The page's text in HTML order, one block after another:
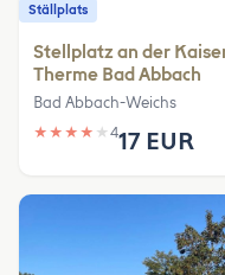
Ställplats
Stellplatz an der
Therme Bad Abbach
Bad Abbach-Weichs
★ ★ ★ ★ ★ 417 EUR